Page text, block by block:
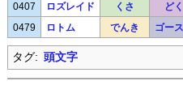
0407 ロズレイド くさ どく
0479 ロトム でんき ゴー
タグ: 頭文字